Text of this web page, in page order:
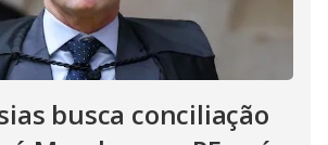
busca conciliação